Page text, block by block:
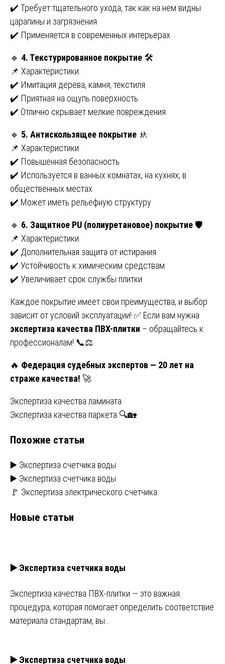
✔️ Требует тщательного ухода, так как на нем видны
царапины и загрязнения
✔️ Применяется в современных интерьерах
🔹 4. Текстурированное покрытие 🛠️
📌 Характеристики:
✔️ Имитация дерева, камня, текстиля
✔️ Приятная на ощупь поверхность
✔️ Отлично скрывает мелкие повреждения
🔹 5. Антискользящее покрытие 🚸
📌 Характеристики:
✔️ Повышенная безопасность
✔️ Используется в ванных комнатах, на кухнях, в
общественных местах
✔️ Может иметь рельефную структуру
🔹 6. Защитное PU (полиуретановое) покрытие 🛡️
📌 Характеристики:
✔️ Дополнительная защита от истирания
✔️ Устойчивость к химическим средствам
✔️ Увеличивает срок службы плитки
Каждое покрытие имеет свои преимущества, и выбор
зависит от условий эксплуатации! ✅ Если вам нужна
экспертиза качества ПВХ-плитки – обращайтесь к
профессионалам! 📞⚖️
🔥 Федерация судебных экспертов — 20 лет на
страже качества! 🚀
Навигация
записям
Экспертиза качества ламината
Экспертиза качества паркета 🔍🏡
Похожие статьи
▶️ Экспертиза счетчика воды
▶️ Экспертиза счетчика воды
🚩 Экспертиза электрического счетчика
Новые статьи
▶️ Экспертиза счетчика воды
Экспертиза качества ПВХ-плитки — это важная
процедура, которая помогает определить соответствие
материала стандартам, вы…
▶️ Экспертиза счетчика воды